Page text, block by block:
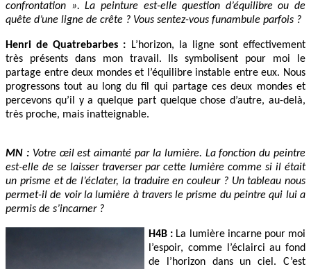
confrontation ». La peinture est-elle question d’équilibre ou de
quête d’une ligne de crête ? Vous sentez-vous funambule parfois ?
Henri de Quatrebarbes : L’horizon, la ligne sont effectivement
très présents dans mon travail. Ils symbolisent pour moi le
partage entre deux mondes et l’équilibre instable entre eux. Nous
progressons tout au long du fil qui partage ces deux mondes et
percevons qu’il y a quelque part quelque chose d’autre, au-delà,
très proche, mais inatteignable.
MN :Votre œil est aimanté par la lumière. La fonction du peintre
est-elle de se laisser traverser par cette lumière comme si il était
un prisme et de l’éclater, la traduire en couleur ? Un tableau nous
permet-il de voir la lumière à travers le prisme du peintre qui lui a
permis de s’incarner ?
H4B : La lumière incarne pour moi
l’espoir, comme l’éclairci au fond
de l’horizon dans un ciel. C’est